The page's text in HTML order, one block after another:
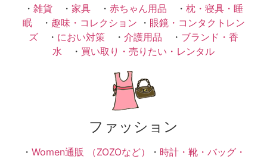
・ 雑貨 ・ 家具 ・ 赤ちゃん用品 ・ 枕・寝具・睡
眠・ 趣味・コレクション ・ 眼鏡・コンタクトレン
ズ ・ におい対策 ・ 介護用品 ・ ブランド・香
水 ・ 買い取り・売りたい・レンタル
ファッション
・ Women通販 （ZOZOなど） ・ 時計・靴・バッグ・